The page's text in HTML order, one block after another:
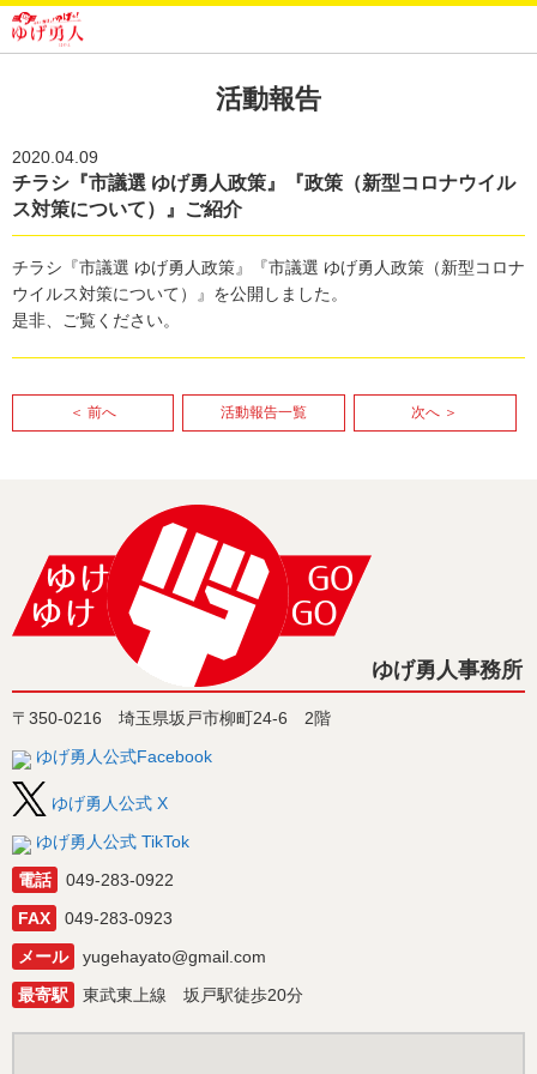
活動報告
2020.04.09
チラシ『市議選 ゆげ勇人政策』『政策（新型コロナウイル
ス対策について）』ご紹介
チラシ『市議選 ゆげ勇人政策』『市議選 ゆげ勇人政策（新型コロナ
ウイルス対策について）』を公開しました。
是非、ご覧ください。
＜ 前へ 活動報告一覧 次へ ＞
ゆげ勇人事務所
〒350-0216 埼玉県坂戸市柳町24-6 2階
ゆげ勇人公式Facebook
ゆげ勇人公式 X
ゆげ勇人公式 TikTok
電話
049-283-0922
FAX
049-283-0923
メール
yugehayato@gmail.com
最寄駅
東武東上線 坂戸駅徒歩20分